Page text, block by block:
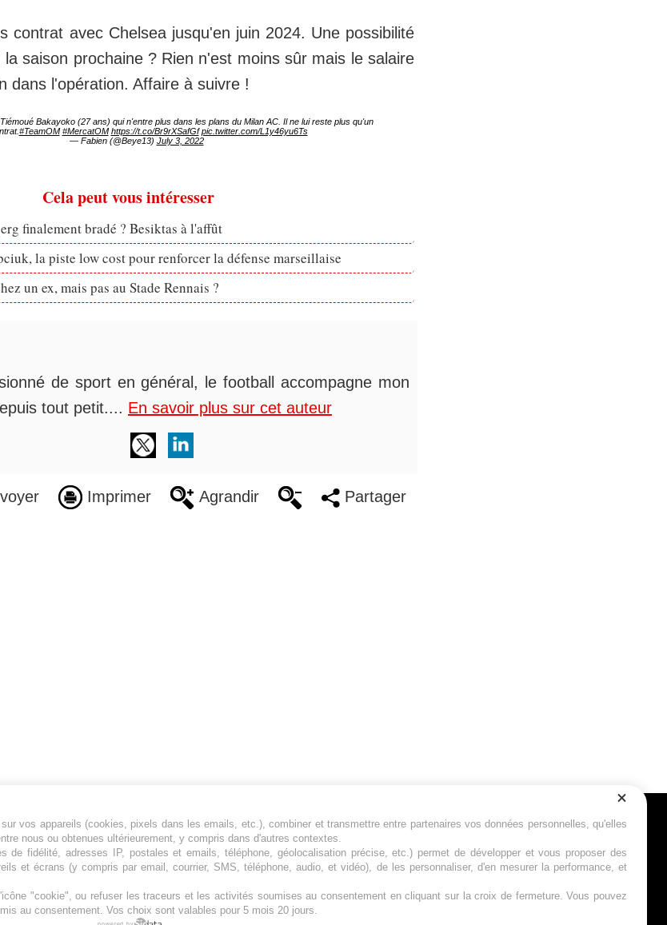
contrat avec Chelsea jusqu'en juin 2024. Une possibilité
saison prochaine ? Rien n'est moins sûr mais le salaire
dans l'opération. Affaire à suivre !
Bakayoko (27 ans) qui n'entre plus dans les plans du Milan AC. Il ne lui reste plus qu'un
#TeamOM #MercatOM https://t.co/Br9rXSafGf pic.twitter.com/L1y46yu6Ts
— Fabien (@Beye13) July 3, 2022
Cela peut vous intéresser
finalement bradé ? Besiktas à l'affût
la piste low cost pour renforcer la défense marseillaise
un ex, mais pas au Stade Rennais ?
de sport en général, le football accompagne mon
tout petit.... En savoir plus sur cet auteur
Imprimer Agrandir Partager
Jeunesfooteux est un média sportif qui traite
principalement de l'actualité de la Ligue 1 et
des grosses actualités de la Ligue 2 et du
Plan du site | Syndication |Powered by WM
Suivez-nous
vos appareils (cookies, pixels dans les emails, etc.), combiner et transmettre entre partenaires vos données personnelles, qu'elles
nous ou obtenues ultérieurement, y compris dans d'autres contextes.
de fidélité, adresses IP, postales et emails, téléphone, géolocalisation précise, etc.) permet de développer et vous proposer des
et écrans (y compris par email, courrier, SMS, téléphone, audio, et vidéo), de les personnaliser, d'en mesurer la performance, et
"cookie", ou refuser les traceurs et les activités soumises au consentement en cliquant sur la croix de fermeture. Vous pouvez
au consentement. Vos choix sont valables pour 5 mois 20 jours.
powered by